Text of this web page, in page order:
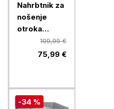
Nahrbtnik za
nošenje
otroka
FreeON
mount
109,99 €
75,99 €
-34 %